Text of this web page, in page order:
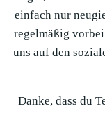
einfach nur
regelmäßig
uns auf den
Danke, dass du